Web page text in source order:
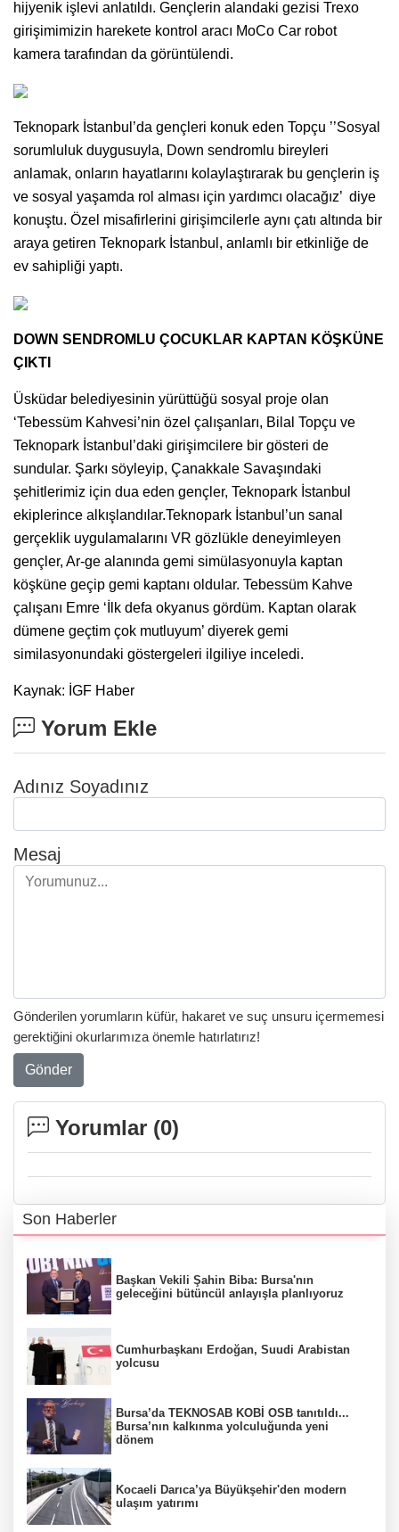
hijyenik işlevi anlatıldı. Gençlerin alandaki gezisi Trexo
girişimimizin harekete kontrol aracı MoCo Car robot
kamera tarafından da görüntülendi.
Teknopark İstanbul’da gençleri konuk eden Topçu ’’Sosyal
sorumluluk duygusuyla, Down sendromlu bireyleri
anlamak, onların hayatlarını kolaylaştırarak bu gençlerin iş
ve sosyal yaşamda rol alması için yardımcı olacağız’ diye
konuştu. Özel misafirlerini girişimcilerle aynı çatı altında bir
araya getiren Teknopark İstanbul, anlamlı bir etkinliğe de
ev sahipliği yaptı.
DOWN SENDROMLU ÇOCUKLAR KAPTAN KÖŞKÜNE
ÇIKTI
Üsküdar belediyesinin yürüttüğü sosyal proje olan
‘Tebessüm Kahvesi’nin özel çalışanları, Bilal Topçu ve
Teknopark İstanbul’daki girişimcilere bir gösteri de
sundular. Şarkı söyleyip, Çanakkale Savaşındaki
şehitlerimiz için dua eden gençler, Teknopark İstanbul
ekiplerince alkışlandılar.Teknopark İstanbul’un sanal
gerçeklik uygulamalarını VR gözlükle deneyimleyen
gençler, Ar-ge alanında gemi simülasyonuyla kaptan
köşküne geçip gemi kaptanı oldular. Tebessüm Kahve
çalışanı Emre ‘İlk defa okyanus gördüm. Kaptan olarak
dümene geçtim çok mutluyum’ diyerek gemi
similasyonundaki göstergeleri ilgiliye inceledi.
Kaynak: İGF Haber
Yorum Ekle
Adınız Soyadınız
Mesaj
Gönderilen yorumların küfür, hakaret ve suç unsuru içermemesi
gerektiğini okurlarımıza önemle hatırlatırız!
Gönder
Yorumlar (0)
Son Haberler
Başkan Vekili Şahin Biba: Bursa'nın
geleceğini bütüncül anlayışla planlıyoruz
Cumhurbaşkanı Erdoğan, Suudi Arabistan
yolcusu
Bursa’da TEKNOSAB KOBİ OSB tanıtıldı...
Bursa’nın kalkınma yolculuğunda yeni
dönem
Kocaeli Darıca’ya Büyükşehir'den modern
ulaşım yatırımı